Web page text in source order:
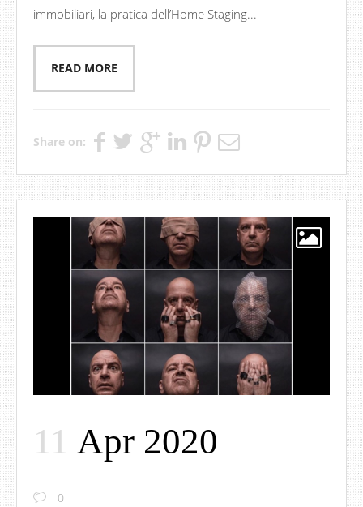
immobiliari, la pratica dell’Home Staging...
READ MORE
Share on:
11 Apr 2020
0